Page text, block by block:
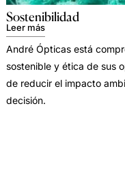
Sostenibilidad
Leer más
André Ópticas está
sostenible y ética de sus
de reducir el impacto
decisión.